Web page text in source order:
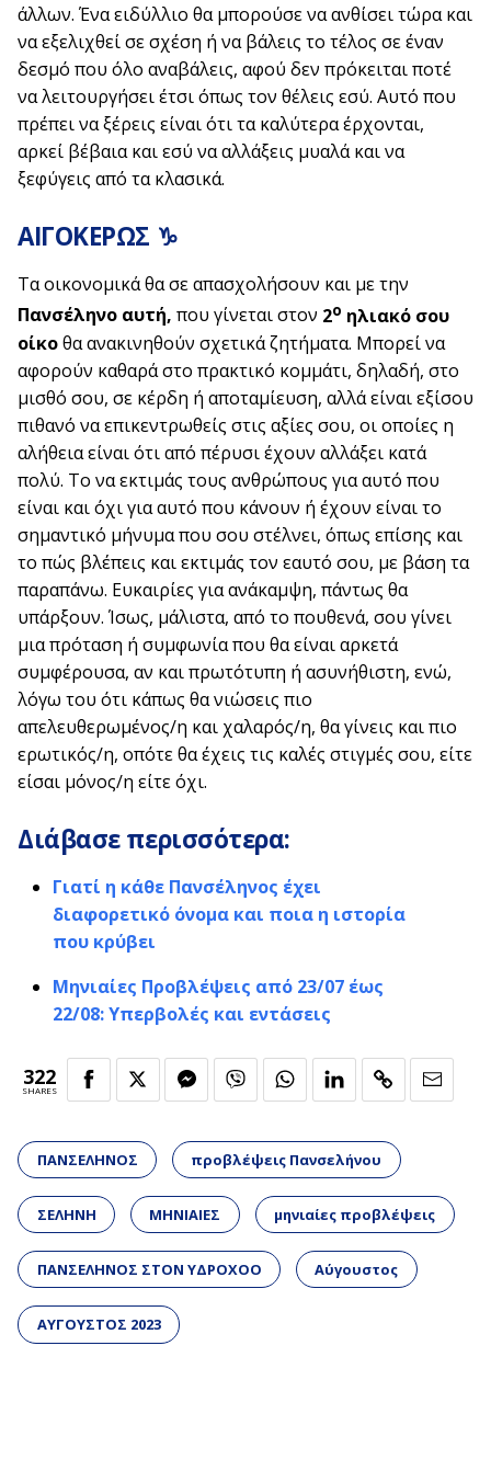
άλλων. Ένα ειδύλλιο θα μπορούσε να ανθίσει τώρα και
να εξελιχθεί σε σχέση ή να βάλεις το τέλος σε έναν
δεσμό που όλο αναβάλεις, αφού δεν πρόκειται ποτέ
να λειτουργήσει έτσι όπως τον θέλεις εσύ. Αυτό που
πρέπει να ξέρεις είναι ότι τα καλύτερα έρχονται,
αρκεί βέβαια και εσύ να αλλάξεις μυαλά και να
ξεφύγεις από τα κλασικά.
ΑΙΓΟΚΕΡΩΣ ♑
Τα οικονομικά θα σε απασχολήσουν και με την
Πανσέληνο αυτή, που γίνεται στον 2ο ηλιακό σου
οίκοθα ανακινηθούν σχετικά ζητήματα. Μπορεί να
αφορούν καθαρά στο πρακτικό κομμάτι, δηλαδή, στο
μισθό σου, σε κέρδη ή αποταμίευση, αλλά είναι εξίσου
πιθανό να επικεντρωθείς στις αξίες σου, οι οποίες η
αλήθεια είναι ότι από πέρυσι έχουν αλλάξει κατά
πολύ. Το να εκτιμάς τους ανθρώπους για αυτό που
είναι και όχι για αυτό που κάνουν ή έχουν είναι το
σημαντικό μήνυμα που σου στέλνει, όπως επίσης και
το πώς βλέπεις και εκτιμάς τον εαυτό σου, με βάση τα
παραπάνω. Ευκαιρίες για ανάκαμψη, πάντως θα
υπάρξουν. Ίσως, μάλιστα, από το πουθενά, σου γίνει
μια πρόταση ή συμφωνία που θα είναι αρκετά
συμφέρουσα, αν και πρωτότυπη ή ασυνήθιστη, ενώ,
λόγω του ότι κάπως θα νιώσεις πιο
απελευθερωμένος/η και χαλαρός/η, θα γίνεις και πιο
ερωτικός/η, οπότε θα έχεις τις καλές στιγμές σου, είτε
είσαι μόνος/η είτε όχι.
Διάβασε περισσότερα:
Γιατί η κάθε Πανσέληνος έχει
διαφορετικό όνομα και ποια η ιστορία
που κρύβει
Μηνιαίες Προβλέψεις από 23/07 έως
22/08: Υπερβολές και εντάσεις
322
SHARES
ΠΑΝΣΕΛΗΝΟΣ προβλέψεις Πανσελήνου
ΣΕΛΗΝΗ ΜΗΝΙΑΙΕΣ μηνιαίες προβλέψεις
ΠΑΝΣΕΛΗΝΟΣ ΣΤΟΝ ΥΔΡΟΧΟΟ Αύγουστος
ΑΥΓΟΥΣΤΟΣ 2023